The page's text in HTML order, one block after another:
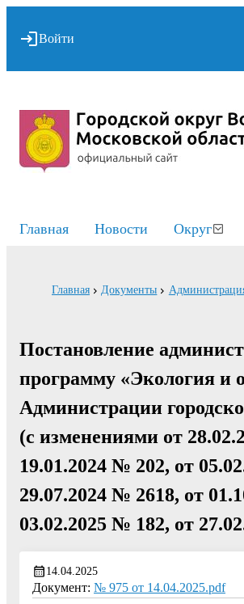
Войти
Главная Новости Округ
Главная Документы
Постановление
программу «Экология и
Администрации
(с изменениями от
19.01.2024 № 202, от
29.07.2024 № 2618, от
03.02.2025 № 182, от
14.04.2025
Документ: № 975 от 14.04.2025.pdf